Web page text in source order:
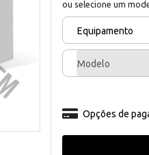
ou selecione um
Equipamento
Modelo
Opções de